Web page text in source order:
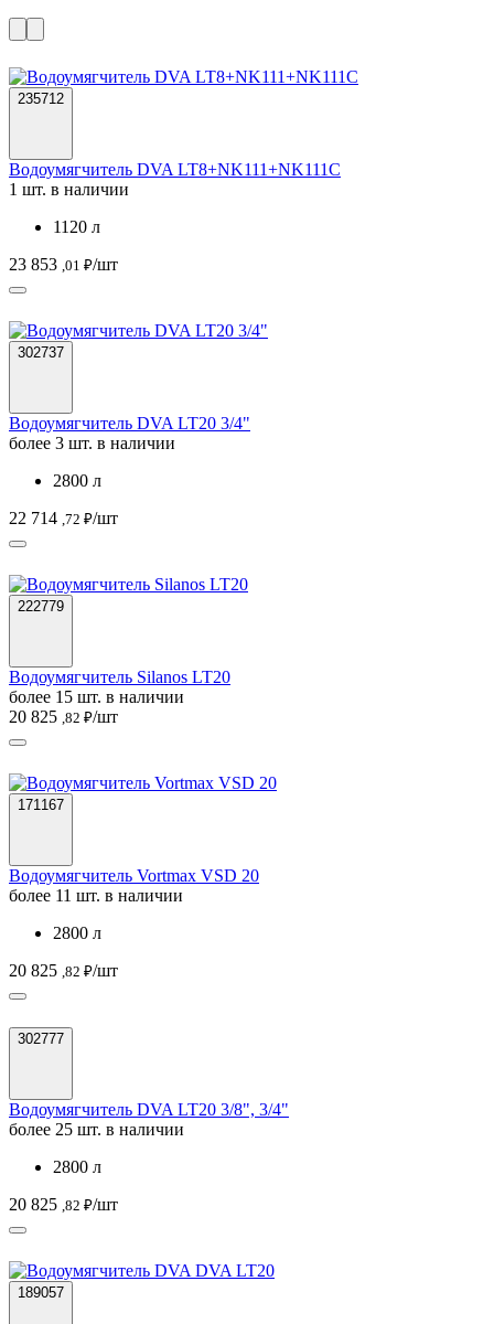
235712
Водоумягчитель DVA LT8+NK111+NK111C
1 шт. в наличии
1120 л
23 853 ,01 ₽/шт
302737
Водоумягчитель DVA LT20 3/4"
более 3 шт. в наличии
2800 л
22 714 ,72 ₽/шт
222779
Водоумягчитель Silanos LT20
более 15 шт. в наличии
20 825 ,82 ₽/шт
171167
Водоумягчитель Vortmax VSD 20
более 11 шт. в наличии
2800 л
20 825 ,82 ₽/шт
302777
Водоумягчитель DVA LT20 3/8", 3/4"
более 25 шт. в наличии
2800 л
20 825 ,82 ₽/шт
189057